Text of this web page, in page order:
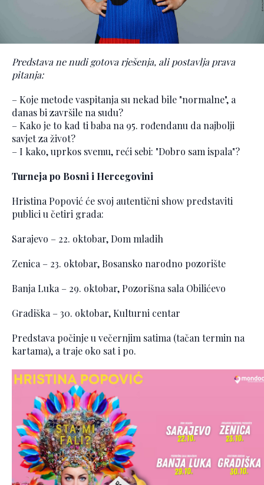
Predstava ne nudi gotova rješenja, ali postavlja prava
pitanja:
– Koje metode vaspitanja su nekad bile "normalne", a
danas bi završile na sudu?
– Kako je to kad ti baba na 95. rođendanu da najbolji
savjet za život?
– I kako, uprkos svemu, reći sebi: "Dobro sam ispala"?
Turneja po Bosni i Hercegovini
Hristina Popović će svoj autentični show predstaviti
publici u četiri grada:
Sarajevo – 22. oktobar, Dom mladih
Zenica – 23. oktobar, Bosansko narodno pozorište
Banja Luka – 29. oktobar, Pozorišna sala Obilićevo
Gradiška – 30. oktobar, Kulturni centar
Predstava počinje u večernjim satima (tačan termin na
kartama), a traje oko sat i po.